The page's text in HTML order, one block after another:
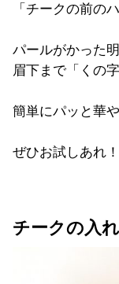
「チークの前の
パールがかった
眉下まで「くの
簡単にパッと華
ぜひお試しあれ！
チークの入